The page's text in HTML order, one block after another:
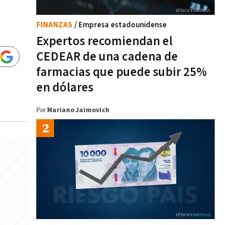
Expertos recomiendan el
CEDEAR de una cadena de
farmacias que puede subir 25%
en dólares
FINANZAS / Empresa estadounidense
Por Mariano Jaimovich